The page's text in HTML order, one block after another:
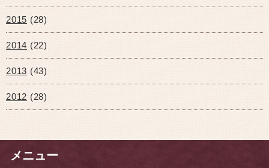
2015 (28)
2014 (22)
2013 (43)
2012 (28)
メニュー